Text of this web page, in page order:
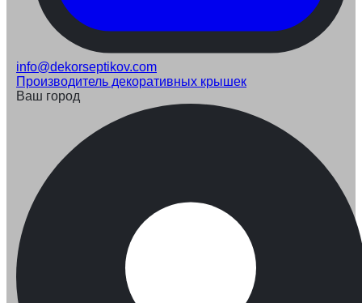
info@dekorseptikov.com
Производитель декоративных крышек
Ваш город